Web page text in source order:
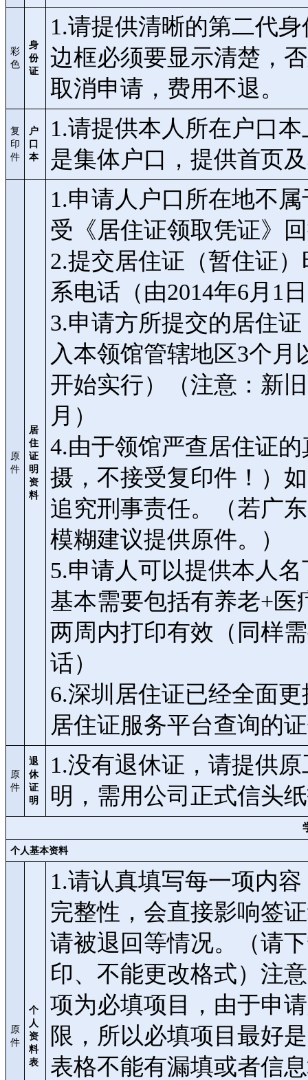
彩
色
身
份
证
1.请提供清晰的第二代
边框必须要显示清楚，
取消申请，费用不退。
复
印
件
户
口
本
1.请提供本人所在户口
是集体户口，提供首页
原
件
居
住
证
明
资
料
1.申请人户口所在地不
受《居住证领取凭证》
2.提交居住证（暂住证
系电话（由2014年6月1
3.申请方所提交的居住
入本领馆管辖地区3个月
开始实行）（注意：新
月）
4.由于领馆严查居住证
摄，不接受复印件！）
追究刑事责任。（若广
模糊建议提供原件。）
5.申请人可以提供本人
基本需要包括有养老+医
两周内打印有效（同样
话）
6.深圳居住证已经全面
居住证服务平台查询的
原
件
退
休
证
明
1.没有退休证，请提供
明，需用公司正式信头
个人基本资料
原
件
个
人
资
料
表
1.请认真填写每一项内
完整性，会直接影响签
请被退回等情况。（请
印、不能更改格式）注
项为必填项目，由于申
限，所以必填项目最好
表格不能有漏填或者信